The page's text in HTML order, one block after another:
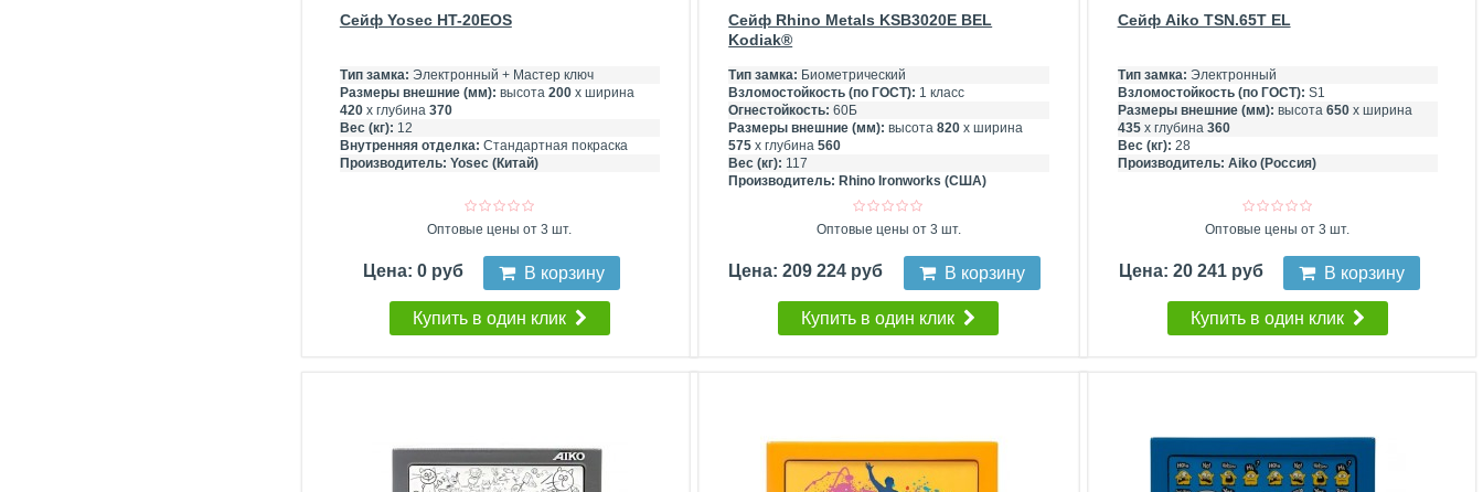
Сейф Yosec HT-20EOS
Тип замка: Электронный + Мастер ключ
Размеры внешние (мм): высота 200х ширина
420х глубина 370
Вес (кг): 12
Внутренняя отделка: Стандартная покраска
Производитель: Yosec (Китай)
Оптовые цены от 3 шт.
Цена: 0 руб В корзину
Купить в один клик
Сейф Rhino Metals KSB3020E BEL
Kodiak®
Тип замка: Биометрический
Взломостойкость (по ГОСТ): 1 класс
Огнестойкость: 60Б
Размеры внешние (мм): высота820 х ширина
575 х глубина560
Вес (кг): 117
Производитель: Rhino Ironworks (США)
Оптовые цены от 3 шт.
Цена: 209 224 руб В корзину
Купить в один клик
Сейф Aiko TSN.65T EL
Тип замка: Электронный
Взломостойкость (по ГОСТ): S1
Размеры внешние (мм): высота 650х ширина
435х глубина 360
Вес (кг): 28
Производитель: Aiko (Россия)
Оптовые цены от 3 шт.
Цена: 20 241 руб В корзину
Купить в один клик